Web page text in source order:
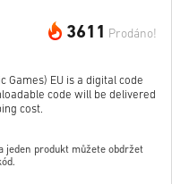
3611 Prodáno!
Games) EU is a digital code
code will be delivered
cost.
jeden produkt můžete obdržet